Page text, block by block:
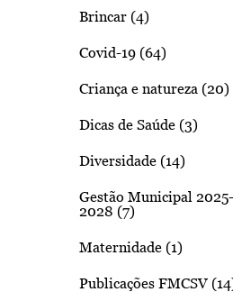
Brincar (4)
Covid-19 (64)
Criança e natureza (20)
Dicas de Saúde (3)
Diversidade (14)
Gestão Municipal 2025-
2028 (7)
Maternidade (1)
Publicações FMCSV